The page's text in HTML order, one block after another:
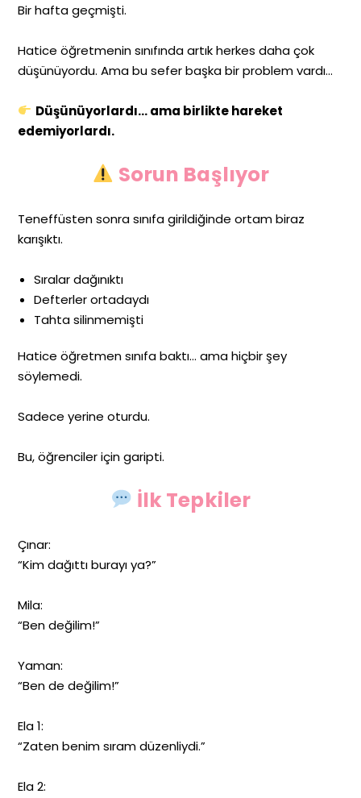
Bir hafta geçmişti.
Hatice öğretmenin sınıfında artık herkes daha çok
düşünüyordu. Ama bu sefer başka bir problem vardı…
Düşünüyorlardı… ama birlikte hareket
edemiyorlardı.
Sorun Başlıyor
Teneffüsten sonra sınıfa girildiğinde ortam biraz
karışıktı.
Sıralar dağınıktı
Defterler ortadaydı
Tahta silinmemişti
Hatice öğretmen sınıfa baktı… ama hiçbir şey
söylemedi.
Sadece yerine oturdu.
Bu, öğrenciler için garipti.
İlk Tepkiler
Çınar:
“Kim dağıttı burayı ya?”
Mila:
“Ben değilim!”
Yaman:
“Ben de değilim!”
Ela 1:
“Zaten benim sıram düzenliydi.”
Ela 2: